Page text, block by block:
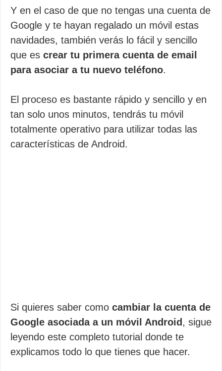
Y en el caso de que no tengas una cuenta de
Google y te hayan regalado un móvil estas
navidades, también verás lo fácil y sencillo
que es crear tu primera cuenta de email
para asociar a tu nuevo teléfono.
El proceso es bastante rápido y sencillo y en
tan solo unos minutos, tendrás tu móvil
totalmente operativo para utilizar todas las
características de Android.
Si quieres saber como cambiar la cuenta de
Google asociada a un móvil Android , sigue
leyendo este completo tutorial donde te
explicamos todo lo que tienes que hacer.